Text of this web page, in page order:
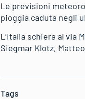
Le previsioni
pioggia caduta negli
L’Italia schiera al via
Siegmar Klotz,
Tags